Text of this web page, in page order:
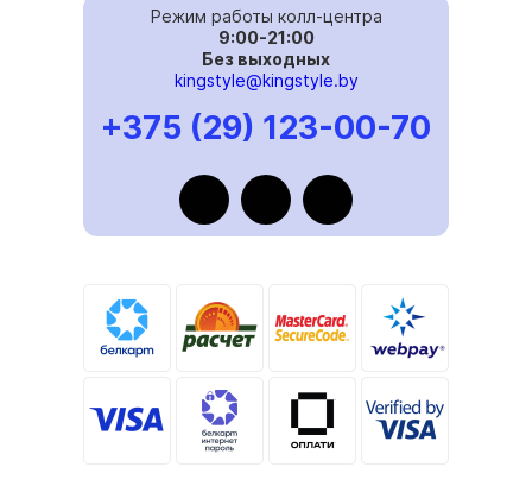
Режим работы колл-центра
9:00-21:00
Без выходных
kingstyle@kingstyle.by
+375 (29) 123-00-70